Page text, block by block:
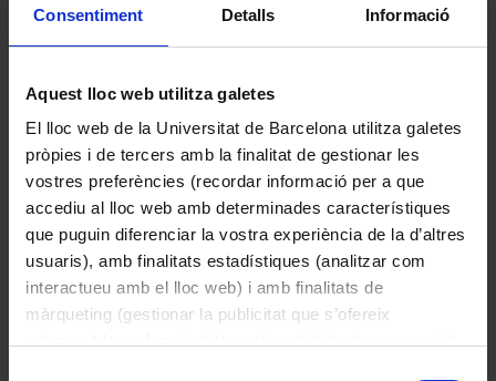
Consentiment Detalls Informació
Aquest lloc web utilitza galetes
El lloc web de la Universitat de Barcelona utilitza galetes
pròpies i de tercers amb la finalitat de gestionar les
vostres preferències (recordar informació per a que
accediu al lloc web amb determinades característiques
que puguin diferenciar la vostra experiència de la d’altres
usuaris), amb finalitats estadístiques (analitzar com
interactueu amb el lloc web) i amb finalitats de
màrqueting (gestionar la publicitat que s’ofereix
Capsa amb 100 tubs d’assaig